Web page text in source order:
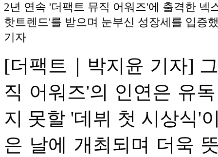
2년 연속 '더팩트 뮤직 어워즈'에 출격한 넥
핫트렌드'를 받으며 눈부신 성장세를 입증
기자
[더팩트｜박지윤 기자]
직 어워즈'의 인연은 유
지 못할 '데뷔 첫 시상식'
은 날에 개최되며 더욱